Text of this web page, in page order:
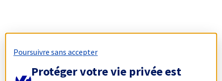
Poursuivre sans accepter
Protéger votre vie privée est